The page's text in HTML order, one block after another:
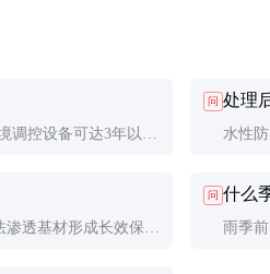
调控设备可达3年以
问 处理
水性
渗透基材形成长效保
问 什么
雨季